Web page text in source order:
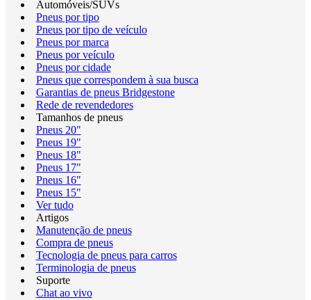
Automóveis/SUVs
Pneus por tipo
Pneus por tipo de veículo
Pneus por marca
Pneus por veículo
Pneus por cidade
Pneus que correspondem à sua busca
Garantias de pneus Bridgestone
Rede de revendedores
Tamanhos de pneus
Pneus 20"
Pneus 19"
Pneus 18"
Pneus 17"
Pneus 16"
Pneus 15"
Ver tudo
Artigos
Manutenção de pneus
Compra de pneus
Tecnologia de pneus para carros
Terminologia de pneus
Suporte
Chat ao vivo